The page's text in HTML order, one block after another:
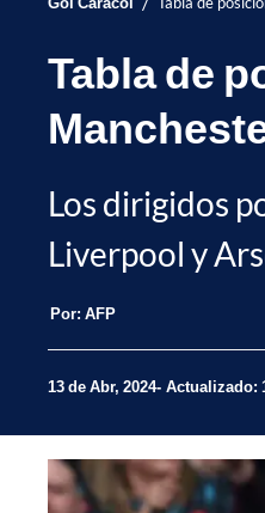
Tabla de
Los dirigidos
Liverpool y
Por: AFP
13 de Abr, 2024 Actualizado: